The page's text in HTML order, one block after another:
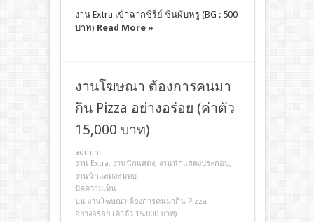
งาน Extra เข้าฉากซีรี่ย์ ซีนผับหรู (BG : 500
บาท) Read More »
งานโฆษณา ต้องการคนมา
กิน Pizza อย่างอร่อย (ค่าตัว
15,000 บาท)
admin
งาน Extra, งานนักแสดง, งานนักแสดงประกอบ,
งานนักแสดงสมทบ
ปิดความเห็น
บน งานโฆษณา ต้องการคนมากิน Pizza
อย่างอร่อย (ค่าตัว 15,000 บาท)